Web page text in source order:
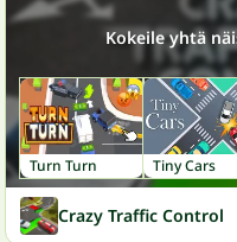
Kokeile yhtä
Turn Turn Tiny Cars
Crazy Traffic Control